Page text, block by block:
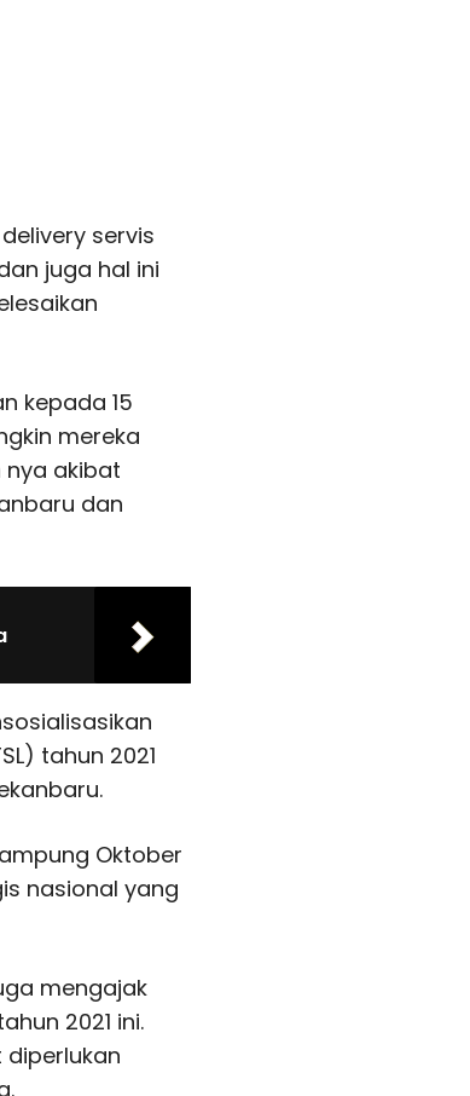
servis
juga hal ini
kepada 15
mereka
akibat
dan
tahun 2021
Oktober
nasional yang
mengajak
2021 ini.